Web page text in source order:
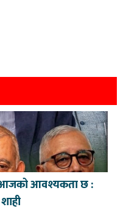
आजको आवश्यकता छ :